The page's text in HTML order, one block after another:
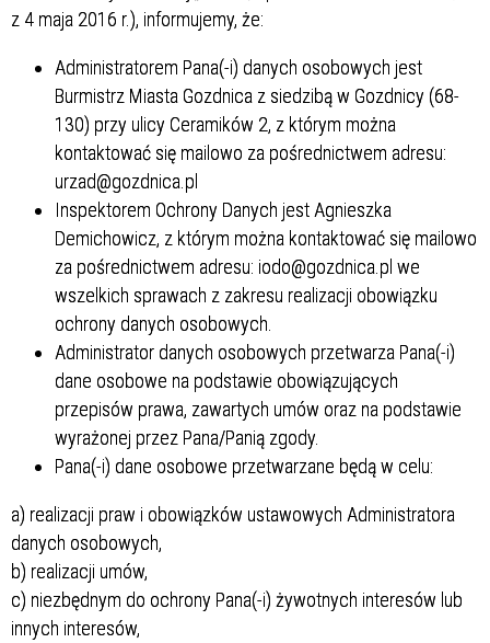
z 4 maja 2016 r.), informujemy, że:
Administratorem Pana(-i) danych osobowych jest
Burmistrz Miasta Gozdnica z siedzibą w Gozdnicy (68-
130) przy ulicy Ceramików 2, z którym można
kontaktować się mailowo za pośrednictwem adresu:
urzad@gozdnica.pl
Inspektorem Ochrony Danych jest Agnieszka
Demichowicz, z którym można kontaktować się mailowo
za pośrednictwem adresu: iodo@gozdnica.pl we
wszelkich sprawach z zakresu realizacji obowiązku
ochrony danych osobowych.
Administrator danych osobowych przetwarza Pana(-i)
dane osobowe na podstawie obowiązujących
przepisów prawa, zawartych umów oraz na podstawie
wyrażonej przez Pana/Panią zgody.
Pana(-i) dane osobowe przetwarzane będą w celu:
a) realizacji praw i obowiązków ustawowych Administratora
danych osobowych,
b) realizacji umów,
c) niezbędnym do ochrony Pana(-i) żywotnych interesów lub
innych interesów,